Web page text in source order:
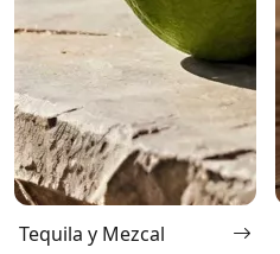
Tequila y Mezcal